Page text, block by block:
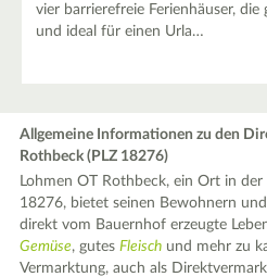
vier barrierefreie Ferienhäuser, die
und ideal für einen Urla…
Allgemeine Informationen zu den
Rothbeck (PLZ 18276)
Lohmen OT Rothbeck, ein Ort in der
18276, bietet seinen Bewohnern
direkt vom Bauernhof erzeugte
Gemüse, gutesFleisch und mehr zu
Vermarktung, auch als